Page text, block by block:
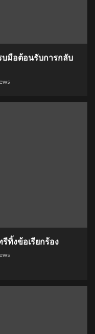
มือต้อนรับการกลับ
ทิ้งข้อเรียกร้อง